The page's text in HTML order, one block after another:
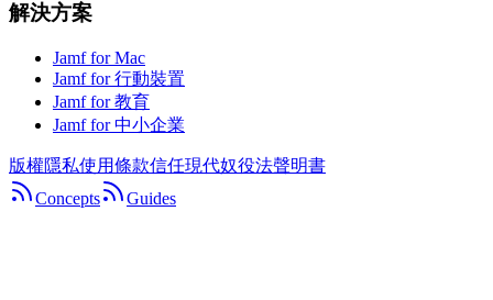
解決方案
Jamf for Mac
Jamf for 行動裝置
Jamf for 教育
Jamf for 中小企業
版權隱私使用條款信任現代奴役法聲明書
Concepts
Guides